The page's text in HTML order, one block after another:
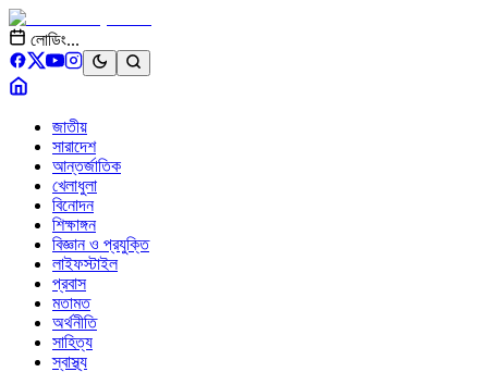
লোডিং...
জাতীয়
সারাদেশ
আন্তর্জাতিক
খেলাধুলা
বিনোদন
শিক্ষাঙ্গন
বিজ্ঞান ও প্রযুক্তি
লাইফস্টাইল
প্রবাস
মতামত
অর্থনীতি
সাহিত্য
স্বাস্থ্য